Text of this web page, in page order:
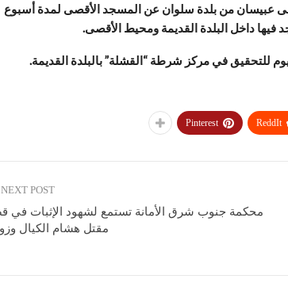
من بلدة سلوان عن المسجد الأقصى لمدة أسبوع
فيها داخل البلدة القديمة ومحيط الأقصى.
للتحقيق في مركز شرطة “القشلة” بالبلدة القديمة.
ReddIt
Pinterest
NEXT POST
محكمة جنوب شرق الأمانة تستمع لشهود الإثبات في
مقتل هشام الكيال